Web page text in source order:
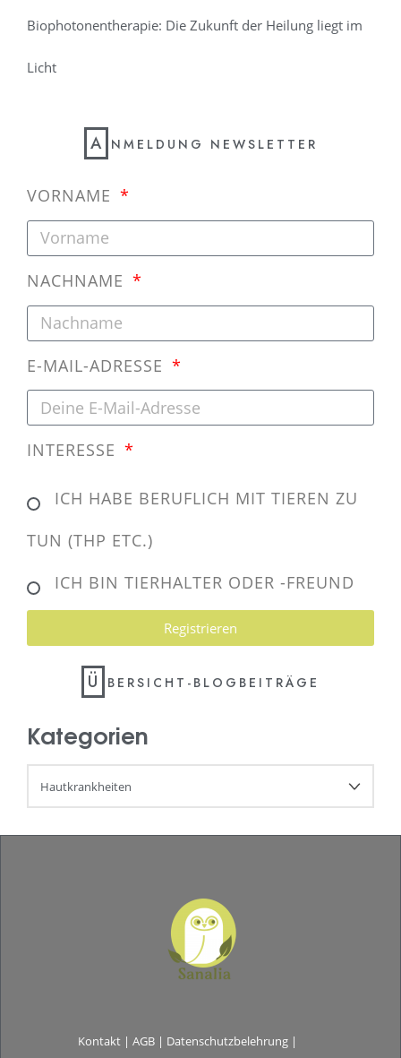
Biophotonentherapie: Die Zukunft der Heilung liegt im
Licht
A NMELDUNG NEWSLETTER
VORNAME
NACHNAME
E-MAIL-ADRESSE
INTERESSE
ICH HABE BERUFLICH MIT TIEREN ZU
TUN (THP ETC.)
ICH BIN TIERHALTER ODER -FREUND
Registrieren
Ü BERSICHT-BLOGBEITRÄGE
Kategorien
Kontakt |AGB | Datenschutzbelehrung |